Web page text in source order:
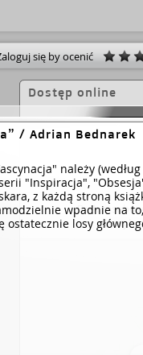
kartony, Luiza nalewała wino,
ją na dywan przed
zbliżenie przerywał
do domu. Chyba
zmieniał ich zamiary.
w kolanach, potem miażdżył
jej pomóc, ale nie
kawałek mięsa, a oni
w potwornych
snów było mnóstwo."
się by ocenić
Dostęp online
Brak
dla
/ Adrian Bednarek
należy
"Inspiracja",
z każdą stroną
wpadnie na
ostatecznie losy